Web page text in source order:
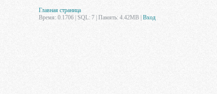
Главная страница
Время: 0.1706 | SQL: 7 | Память: 4.42MB Вход